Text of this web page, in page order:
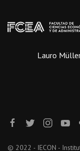
Lauro
© 2022 - IECON -